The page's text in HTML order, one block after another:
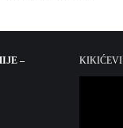
–
KIKIĆEVI